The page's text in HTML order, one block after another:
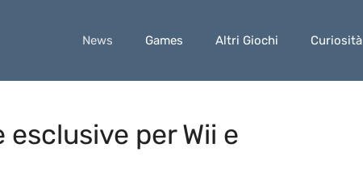
News Games Altri Giochi Curiosità
esclusive per Wii e